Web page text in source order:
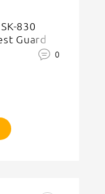
830
Guard
0